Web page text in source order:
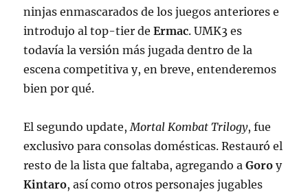
ninjas enmascarados de los juegos anteriores e
introdujo al top-tier deErmac. UMK3 es
todavía la versión más jugada dentro de la
escena competitiva y, en breve, entenderemos
bien por qué.
El segundo update, Mortal Kombat Trilogy, fue
exclusivo para consolas domésticas. Restauró el
resto de la lista que faltaba, agregando aGoro y
Kintaro, así como otros personajes jugables